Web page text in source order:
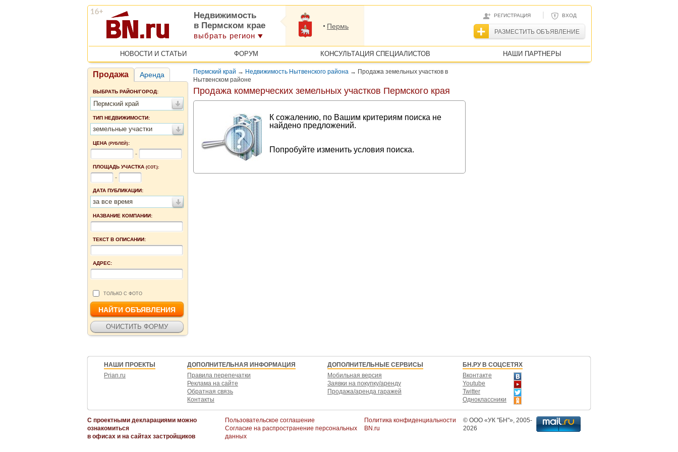
РЕГИСТРАЦИЯ | ВХОД
РАЗМЕСТИТЬ ОБЪЯВЛЕНИЕ
Недвижимость
в Пермском крае
выбрать регион
Пермь
НОВОСТИ И СТАТЬИ ФОРУМ КОНСУЛЬТАЦИЯ СПЕЦИАЛИСТОВ НАШИ ПАРТНЕРЫ
Продажа Аренда
ВЫБРАТЬ РАЙОН/ГОРОД:
Пермский край
ТИП НЕДВИЖИМОСТИ:
земельные участки
ЦЕНА (РУБЛЕЙ):
-
ПЛОЩАДЬ УЧАСТКА (СОТ.):
-
ДАТА ПУБЛИКАЦИИ:
за все время
НАЗВАНИЕ КОМПАНИИ:
ТЕКСТ В ОПИСАНИИ:
АДРЕС:
ТОЛЬКО С ФОТО
Пермский край → Недвижимость Нытвенского района → Продажа земельных участков в
Нытвенском районе
Продажа коммерческих земельных участков Пермского края
К сожалению, по Вашим критериям поиска не
найдено предложений.
Попробуйте изменить условия поиска.
НАШИ ПРОЕКТЫ
Prian.ru
ДОПОЛНИТЕЛЬНАЯ ИНФОРМАЦИЯ
Правила перепечатки
Реклама на сайте
Обратная связь
Контакты
ДОПОЛНИТЕЛЬНЫЕ СЕРВИСЫ
Мобильная версия
Заявки на покупку/аренду
Продажа/аренда гаражей
БН.РУ В СОЦСЕТЯХ
Вконтакте
Youtube
Twitter
Одноклассники
С проектными декларациями можно
ознакомиться
в офисах и на сайтах застройщиков
Пользовательское соглашение
Согласие на распространение персональных
данных
Политика конфиденциальности
BN.ru
© ООО «УК "БН"», 2005-
2026